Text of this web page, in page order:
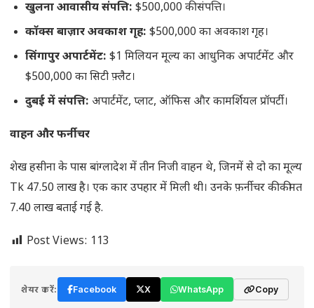
खुलना आवासीय संपत्ति: $500,000 की संपत्ति।
कॉक्स बाज़ार अवकाश गृह: $500,000 का अवकाश गृह।
सिंगापुर अपार्टमेंट: $1 मिलियन मूल्य का आधुनिक अपार्टमेंट और
$500,000 का सिटी फ़्लैट।
दुबई में संपत्ति: अपार्टमेंट, प्लाट, ऑफिस और कामर्शियल प्रॉपर्टी।
वाहन और फर्नीचर
शेख हसीना के पास बांग्लादेश में तीन निजी वाहन थे, जिनमें से दो का मूल्य
Tk 47.50 लाख है। एक कार उपहार में मिली थी। उनके फ़र्नीचर की कीमत
7.40 लाख बताई गई है.
Post Views: 113
शेयर करें: Facebook X WhatsApp Copy